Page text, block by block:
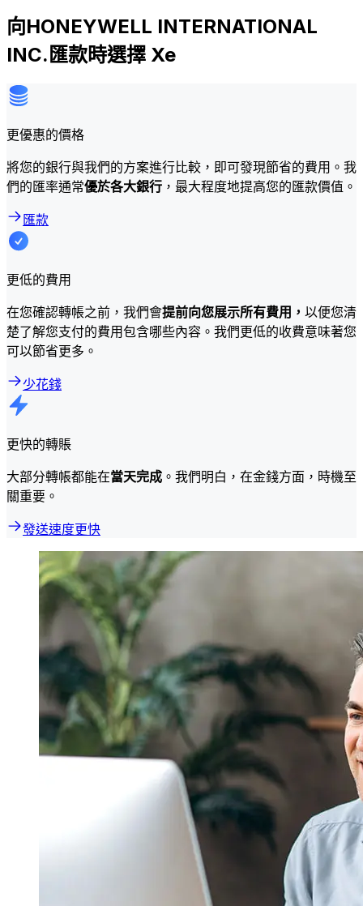
向HONEYWELL INTERNATIONAL
INC.匯款時選擇 Xe
更優惠的價格
將您的銀行與我們的方案進行比較，即可發現節省的費用。我
們的匯率通常優於各大銀行 ，最大程度地提高您的匯款價值。
匯款
更低的費用
在您確認轉帳之前，我們會提前向您展示所有費用， 以便您清
楚了解您支付的費用包含哪些內容。我們更低的收費意味著您
可以節省更多。
少花錢
更快的轉賬
大部分轉帳都能在當天完成 。我們明白，在金錢方面，時機至
關重要。
發送速度更快